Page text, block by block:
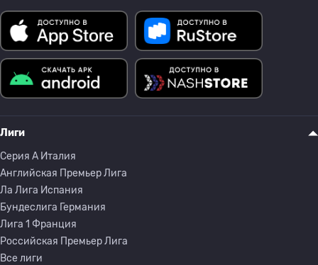
Лиги
Серия A Италия
Английская Премьер Лига
Ла Лига Испания
Бундеслига Германия
Лига 1 Франция
Российская Премьер Лига
Все лиги